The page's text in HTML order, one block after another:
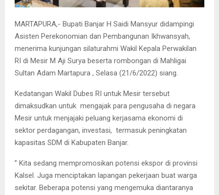
MARTAPURA,- Bupati Banjar H Saidi Mansyur didampingi
Asisten Perekonomian dan Pembangunan Ikhwansyah,
menerima kunjungan silaturahmi Wakil Kepala Perwakilan
RI di Mesir M Aji Surya beserta rombongan di Mahligai
Sultan Adam Martapura , Selasa (21/6/2022) siang.
Kedatangan Wakil Dubes RI untuk Mesir tersebut
dimaksudkan untuk mengajak para pengusaha di negara
Mesir untuk menjajaki peluang kerjasama ekonomi di
sektor perdagangan, investasi, termasuk peningkatan
kapasitas SDM di Kabupaten Banjar.
” Kita sedang mempromosikan potensi ekspor di provinsi
Kalsel. Juga menciptakan lapangan pekerjaan buat warga
sekitar. Beberapa potensi yang mengemuka diantaranya